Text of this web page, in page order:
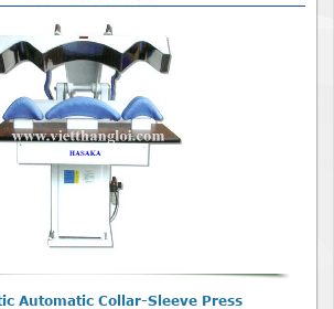
Automatic Collar-Sleeve Press